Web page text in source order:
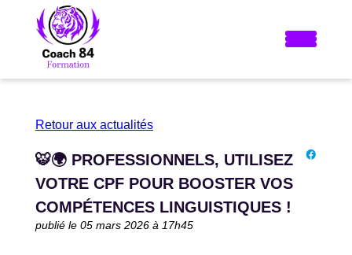
Retour aux actualités
🐯🌍 PROFESSIONNELS, UTILISEZ
VOTRE CPF POUR BOOSTER VOS
COMPÉTENCES LINGUISTIQUES !
publié le 05 mars 2026 à 17h45